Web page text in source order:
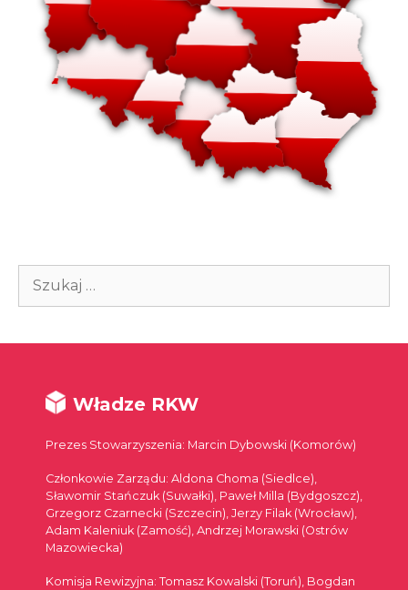
Szukaj:
Władze RKW
Prezes Stowarzyszenia: Marcin Dybowski (Komorów)
Członkowie Zarządu: Aldona Choma (Siedlce),
Sławomir Stańczuk (Suwałki), Paweł Milla (Bydgoszcz),
Grzegorz Czarnecki (Szczecin), Jerzy Filak (Wrocław),
Adam Kaleniuk (Zamość), Andrzej Morawski (Ostrów
Mazowiecka)
Komisja Rewizyjna: Tomasz Kowalski (Toruń), Bogdan